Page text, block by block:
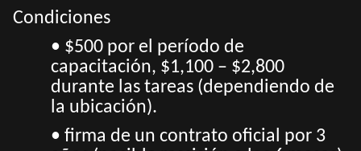
Condiciones
• $500 por el período de
capacitación, $1,100 – $2,800
durante las tareas (dependiendo de
la ubicación).
• firma de un contrato oficial por 3